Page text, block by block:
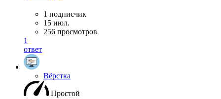
1 подписчик
15 июл.
256 просмотров
1
ответ
Вёрстка
Простой